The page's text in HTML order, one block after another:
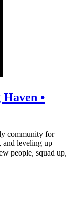
•
community for
and leveling up
people, squad up,